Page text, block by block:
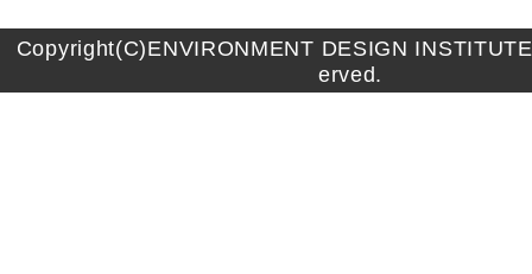
Copyright(C)ENVIRONMENT DESIGN
erved.